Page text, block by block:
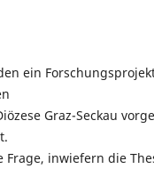
ein
Graz-Seckau
Frage, inwiefern die